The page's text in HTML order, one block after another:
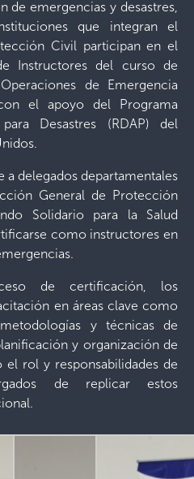
de emergencias y desastres,
que integran el
Civil participan en el
Instructores del curso de
de Emergencia
el apoyo del Programa
Desastres (RDAP) del
a delegados departamentales
General de Protección
Solidario para la Salud
como instructores en
de certificación, los
en áreas clave como
y técnicas de
y organización de
rol y responsabilidades de
de replicar estos